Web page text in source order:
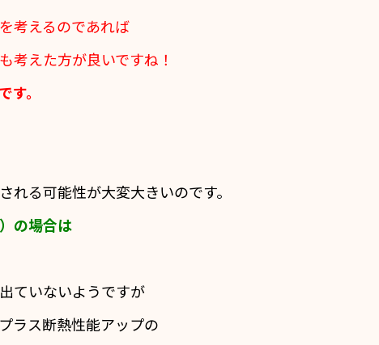
考えるのであれば
考えた方が良いですね！
す。
れる可能性が大変大きいのです。
の場合は
ていないようですが
ラス断熱性能アップの